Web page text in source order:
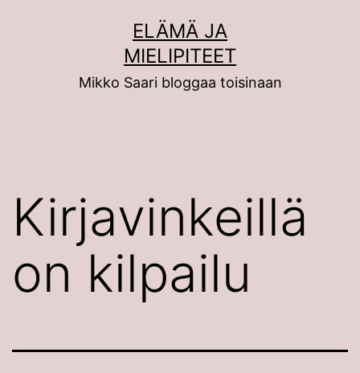
ELÄMÄ JA
MIELIPITEET
Mikko Saari bloggaa toisinaan
Kirjavinkeillä
on kilpailu